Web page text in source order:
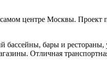
центре Москвы. Проект
бассейны, бары и рестораны,
Отличная